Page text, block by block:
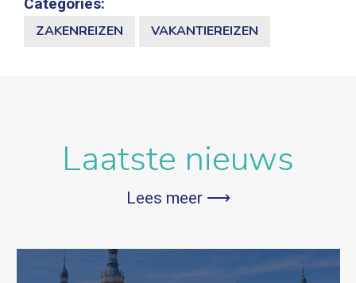
ZAKENREIZEN VAKANTIEREIZEN
Laatste nieuws
Lees meer ⟶